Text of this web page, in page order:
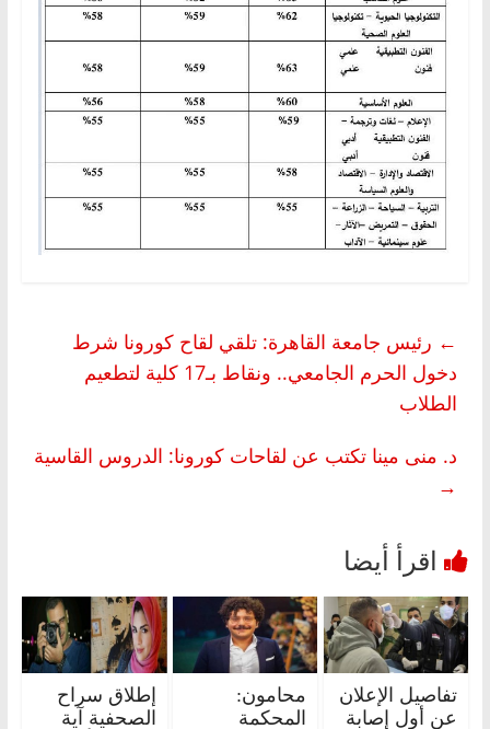
← رئيس جامعة القاهرة: تلقي لقاح كورونا شرط
دخول الحرم الجامعي.. ونقاط بـ17 كلية لتطعيم
الطلاب
د. منى مينا تكتب عن لقاحات كورونا: الدروس القاسية
→
تفاصيل الإعلان
عن أول إصابة
محامون:
المحكمة
إطلاق سراح
الصحفية آية